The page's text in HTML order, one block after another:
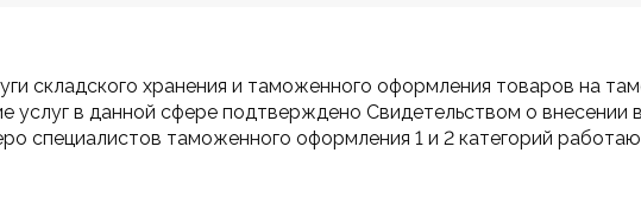
складского хранения и таможенного оформления товаров на
услуг в данной сфере подтверждено Свидетельством о внесении
специалистов таможенного оформления 1 и 2 категорий